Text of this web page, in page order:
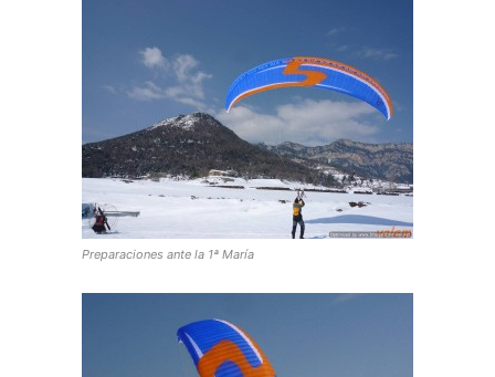
Preparaciones ante la 1ª María